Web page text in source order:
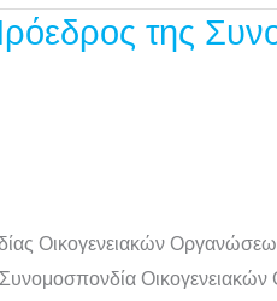
της
Οικογενειακών
Συνομοσπονδία